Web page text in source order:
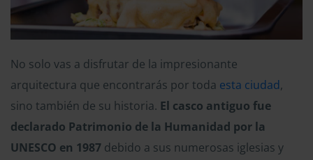
No solo vas a disfrutar de la impresionante
arquitectura que encontrarás por toda esta ciudad,
sino también de su historia. El casco antiguo fue
declarado Patrimonio de la Humanidad por la
UNESCO en 1987 debido a sus numerosas iglesias y